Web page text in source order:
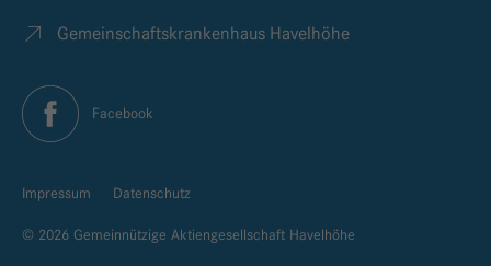
Gemeinschaftskrankenhaus Havelhöhe
Facebook
Impressum Datenschutz
© 2026 Gemeinnützige Aktiengesellschaft Havelhöhe